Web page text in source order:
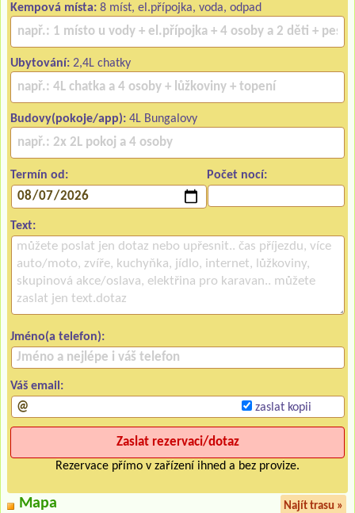
Kempová místa: 8 míst, el.přípojka, voda, odpad
Ubytování: 2,4L chatky
Budovy(pokoje/app): 4L Bungalovy
Termín od: Počet nocí:
Text:
Jméno(a telefon):
Váš email:
zaslat kopii
Rezervace přímo v zařízení ihned a bez provize.
Mapa Najít trasu »